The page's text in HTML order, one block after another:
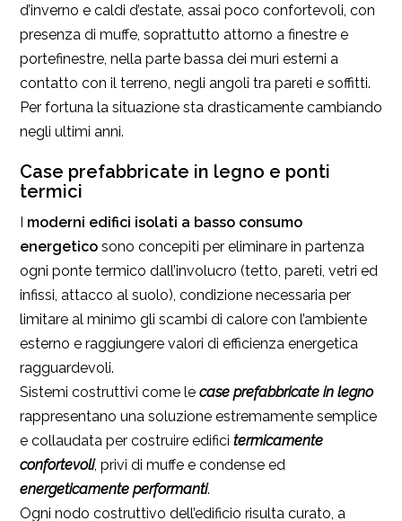
d’inverno e caldi d’estate, assai poco confortevoli, con
presenza di muffe, soprattutto attorno a finestre e
portefinestre, nella parte bassa dei muri esterni a
contatto con il terreno, negli angoli tra pareti e soffitti.
Per fortuna la situazione sta drasticamente cambiando
negli ultimi anni.
Case prefabbricate in legno e ponti
termici
moderni edifici isolati a basso consumo
energetico sono concepiti per eliminare in partenza
ogni ponte termico dall’involucro (tetto, pareti, vetri ed
infissi, attacco al suolo), condizione necessaria per
limitare al minimo gli scambi di calore con l’ambiente
esterno e raggiungere valori di efficienza energetica
ragguardevoli.
Sistemi costruttivi come le case prefabbricate in legno
rappresentano una soluzione estremamente semplice
e collaudata per costruire edifici termicamente
confortevoli, privi di muffe e condense ed
energeticamente performanti.
Ogni nodo costruttivo dell’edificio risulta curato, a